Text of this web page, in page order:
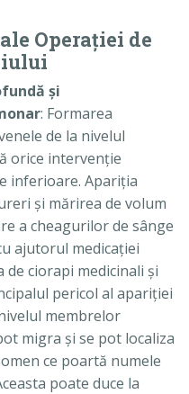
Operaţiei de
şi
: Formarea
de la nivelul
orice intervenţie
inferioare. Apariţia
şi mărirea de volum
a cheagurilor de sânge
ajutorul medicaţiei
ciorapi medicinali şi
pericol al apariţiei
membrelor
migra şi se pot localiza
ce poartă numele
poate duce la